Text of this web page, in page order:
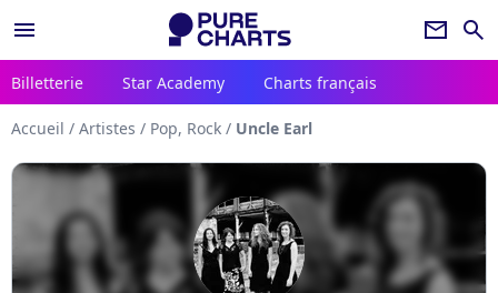
menu newsletter search
Billetterie Star Academy Charts français
Accueil / Artistes / Pop, Rock / Uncle Earl